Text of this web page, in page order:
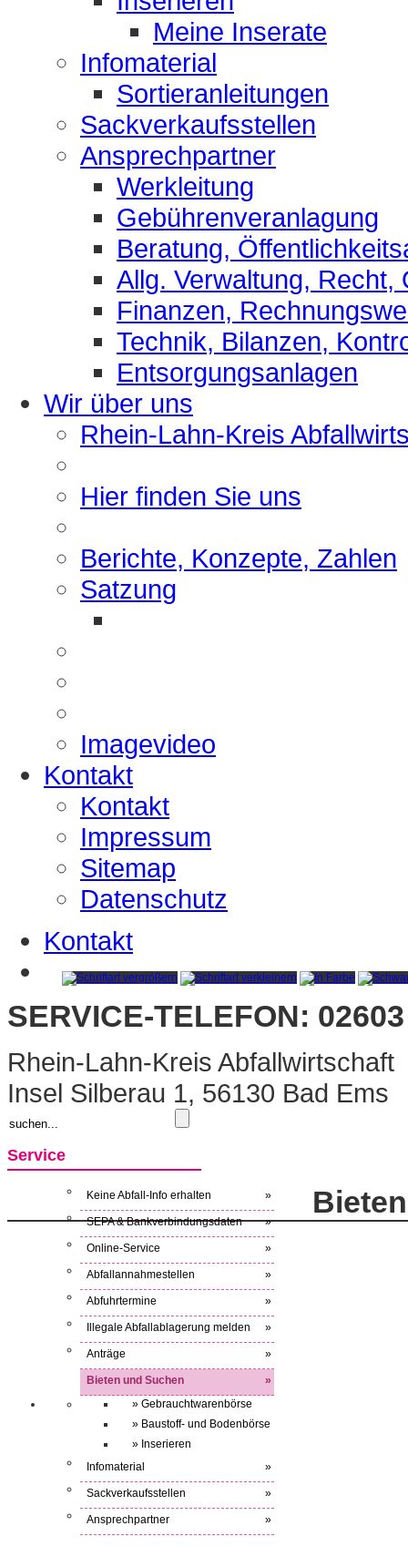
Meine Inserate
Infomaterial
Sortieranleitungen
Sackverkaufsstellen
Ansprechpartner
Werkleitung
Gebührenveranlagung
Beratung,
Allg. Verwaltung, Recht,
Finanzen,
Technik, Bilanzen,
Entsorgungsanlagen
Wir über uns
Rhein-Lahn-Kreis
Hier finden Sie uns
Berichte, Konzepte, Zahlen
Satzung
Imagevideo
Kontakt
Kontakt
Impressum
Sitemap
Datenschutz
Kontakt
SERVICE-TELEFON:
Rhein-Lahn-Kreis Abfallwirtschaft
Insel Silberau 1, 56130 Bad Ems
Service
Keine Abfall-Info erhalten »
SEPA & Bankverbindungsdaten »
Online-Service »
Abfallannahmestellen »
Abfuhrtermine »
Illegale Abfallablagerung melden »
Anträge »
Bieten und Suchen
»
» Gebrauchtwarenbörse
» Baustoff- und Bodenbörse
» Inserieren
Infomaterial
»
Sackverkaufsstellen »
Ansprechpartner »